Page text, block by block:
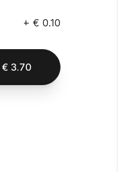
+ € 0.10
€ 3.70